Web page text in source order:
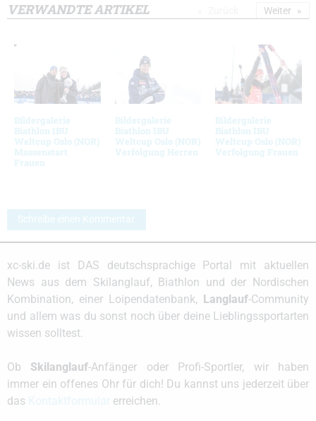
VERWANDTE ARTIKEL
Bildergalerie
Biathlon IBU
Weltcup Oslo (NOR)
Massenstart
Frauen
Bildergalerie
Biathlon IBU
Weltcup Oslo (NOR)
Verfolgung Herren
Bildergalerie
Biathlon IBU
Weltcup Oslo (NOR)
Verfolgung Frauen
Weiter
Schreibe einen Kommentar
xc-ski.de ist DAS deutschsprachige Portal mit aktuellen
News aus dem Skilanglauf, Biathlon und der Nordischen
Kombination, einer Loipendatenbank,
Langlauf-Community
und allem was du sonst noch über deine Lieblingssportarten
wissen solltest.
Ob Skilanglauf-Anfänger oder Profi-Sportler, wir haben
immer ein offenes Ohr für dich! Du kannst uns jederzeit über
das
erreichen.